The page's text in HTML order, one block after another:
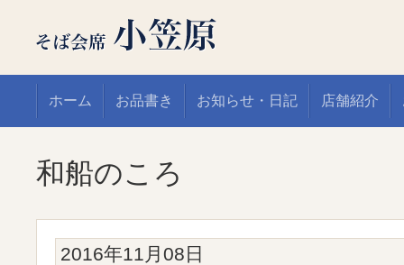
ホーム お品書き お知らせ・日記 店舗紹介
和船のころ
2016年11月08日